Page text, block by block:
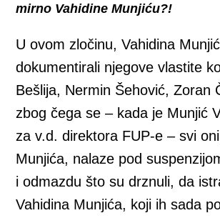
mirno Vahidine Munjiću?!
U ovom zločinu, Vahidina
dokumentirali njegove vlastite
Bešlija, Nermin Šehović, Zoran
zbog čega se – kada je Munjić
za v.d. direktora FUP-e – svi
Munjića, nalaze pod
i odmazdu što su drznuli, da
Vahidina Munjića, koji ih sada